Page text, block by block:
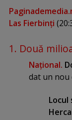
Las Fierbinţi
1. Două
Naţional.
dat un nou
Locul